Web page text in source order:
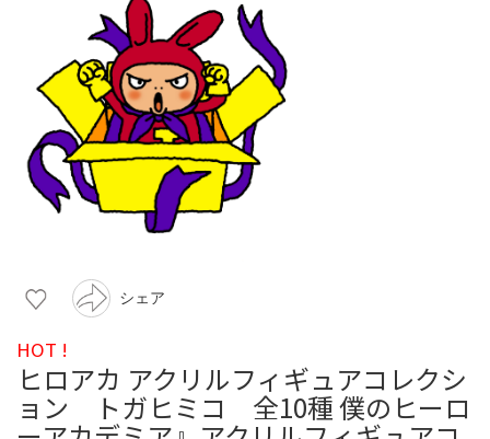
シェア
HOT !
ヒロアカ アクリルフィギュアコレクシ
ョン トガヒミコ 全10種 僕のヒーロ